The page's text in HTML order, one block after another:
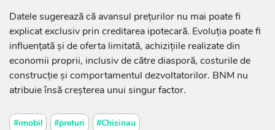
Datele sugerează că avansul prețurilor nu mai poate fi
explicat exclusiv prin creditarea ipotecară. Evoluția poate fi
influențată și de oferta limitată, achizițiile realizate din
economii proprii, inclusiv de către diasporă, costurile de
construcție și comportamentul dezvoltatorilor. BNM nu
atribuie însă creșterea unui singur factor.
#imobil #preturi #Chisinau